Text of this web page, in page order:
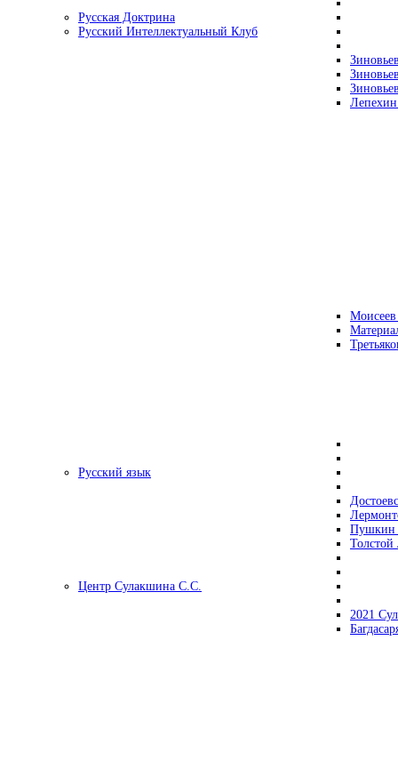
Русская Доктрина
Русский Интеллектуальный Клуб
Русский язык
Центр Сулакшина С.С.
2021